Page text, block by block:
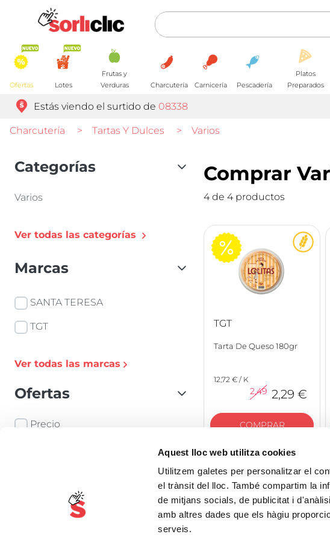
Aquest lloc web utilitza cookies
Utilitzem galetes per personalitzar el
el trànsit del lloc. També compartim la
de mitjans socials, de publicitat i
amb altres dades que els hàgiu
serveis.
Ofertas Lotes
Frutas y
Verduras
Charcutería Carnicería Pescadería
Platos
Preparados
Estás viendo el surtido de 08338
Charcutería > Tartas Y Dulces > Varios
Categorías
Varios
Ver todas las categorías
Marcas
SANTA TERESA
TGT
Ver todas las marcas
Ofertas
Precio
Ecológico
Comprar
4 de 4 productos
TGT
Tarta De Queso 180gr
12,72 € / K
2,49 2,29 €
COMPRAR